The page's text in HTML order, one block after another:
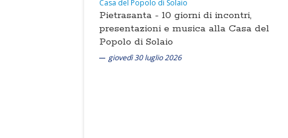
Pietrasanta - 10 giorni di incontri,
presentazioni e musica alla Casa del
Popolo di Solaio
giovedì 30 luglio 2026